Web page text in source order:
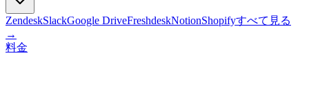
ZendeskSlackGoogle DriveFreshdeskNotionShopifyすべて見る
→
料金